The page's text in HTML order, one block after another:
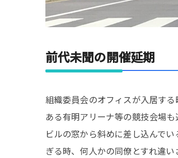
前代未聞の開催延期
組織委員会のオフィスが入居す
ある有明アリーナ等の競技会場
ビルの窓から斜めに差し込んで
ぎる時、何人かの同僚とすれ違